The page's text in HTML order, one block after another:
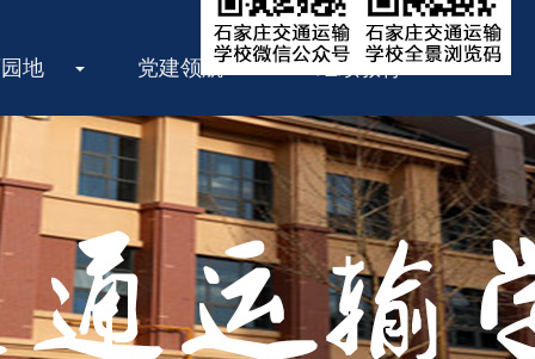
地 党建领航 继续教育